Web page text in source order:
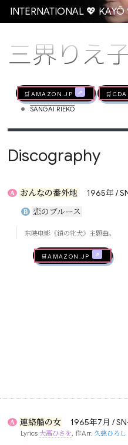
INTERNATIONAL 💖 KAYŌ
三界りえ
🛒AMAZON.jp
• SANGAI RIEKO
Discography
A おんなの番外地 1965年 /
B 恋のブルース
东映电影《鎖の牝犬》主题曲。
🛒AMAZON.jp
A 連絡船の女 1965年7月 /
Lyrics大高ひさを, 作Arr. 久慈ひろし